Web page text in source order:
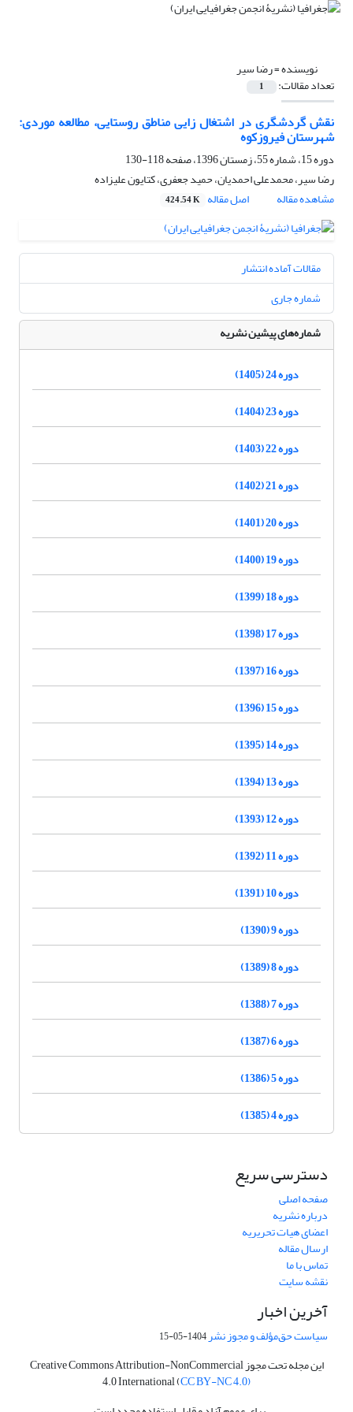
نویسنده =رضا سیر
تعداد مقالات: 1
نقش گردشگری در اشتغال زایی مناطق روستایی، مطالعه موردی:
شهرستان فیروزکوه
دوره 15، شماره 55، زمستان 1396، صفحه
118-130
رضا سیر، محمدعلی احمدیان، حمید جعفری، کتایون علیزاده
مشاهده مقاله
اصل مقاله 424.54 K
مقالات آماده انتشار
شماره جاری
شماره‌های پیشین نشریه
دوره 24 (1405)
دوره 23 (1404)
دوره 22 (1403)
دوره 21 (1402)
دوره 20 (1401)
دوره 19 (1400)
دوره 18 (1399)
دوره 17 (1398)
دوره 16 (1397)
دوره 15 (1396)
دوره 14 (1395)
دوره 13 (1394)
دوره 12 (1393)
دوره 11 (1392)
دوره 10 (1391)
دوره 9 (1390)
دوره 8 (1389)
دوره 7 (1388)
دوره 6 (1387)
دوره 5 (1386)
دوره 4 (1385)
دسترسی سریع
صفحه اصلی
درباره نشریه
اعضای هیات تحریریه
ارسال مقاله
تماس با ما
نقشه سایت
آخرین اخبار
سیاست حق‌مؤلف و مجوز نشر1404-05-15
این مجله تحت مجوز Creative Commons Attribution-NonCommercial
4.0 International (CC BY-NC 4.0)